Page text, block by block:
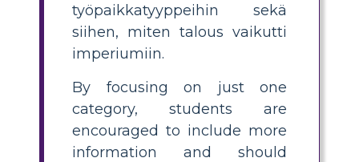
työpaikkatyyppeihin sekä
siihen, miten talous vaikutti
imperiumiin.
By focusing on just one
category, students are
encouraged to include more
information and should